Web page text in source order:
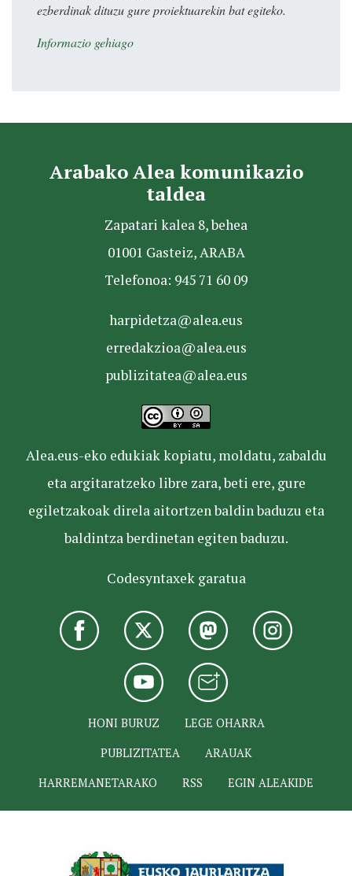
ezberdinak dituzu gure proiektuarekin bat egiteko.
Informazio gehiago
Arabako Alea komunikazio
taldea
Zapatari kalea 8, behea
01001 Gasteiz, ARABA
Telefonoa: 945 71 60 09
harpidetza@alea.eus
erredakzioa@alea.eus
publizitatea@alea.eus
Alea.eus-eko edukiak kopiatu, moldatu, zabaldu
eta argitaratzeko libre zara, beti ere, gure
egiletzakoak direla aitortzen baldin baduzu eta
baldintza berdinetan egiten baduzu.
Codesyntaxek garatua
HONI BURUZ
LEGE OHARRA
PUBLIZITATEA
ARAUAK
HARREMANETARAKO
RSS EGIN ALEAKIDE